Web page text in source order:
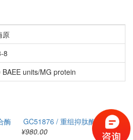
原
8
BAEE units/MG protein
酶
GC51876 / 重组抑肽酶
¥980.00